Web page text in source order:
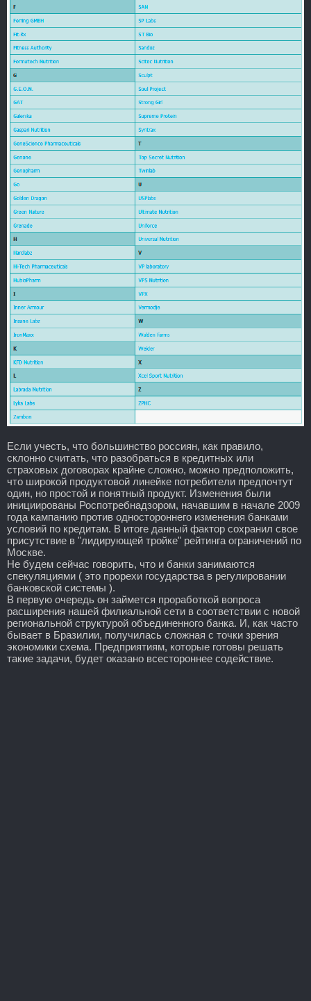
Если учесть, что большинство россиян, как правило,
склонно считать, что разобраться в кредитных или
страховых договорах крайне сложно, можно предположить,
что широкой продуктовой линейке потребители предпочтут
один, но простой и понятный продукт. Изменения были
инициированы Роспотребнадзором, начавшим в начале 2009
года кампанию против одностороннего изменения банками
условий по кредитам. В итоге данный фактор сохранил свое
присутствие в "лидирующей тройке" рейтинга ограничений по
Москве.
Не будем сейчас говорить, что и банки занимаются
спекуляциями ( это прорехи государства в регулировании
банковской системы ).
В первую очередь он займется проработкой вопроса
расширения нашей филиальной сети в соответствии с новой
региональной структурой объединенного банка. И, как часто
бывает в Бразилии, получилась сложная с точки зрения
экономики схема. Предприятиям, которые готовы решать
такие задачи, будет оказано всестороннее содействие.